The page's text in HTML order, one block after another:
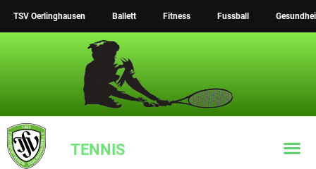
Inhalt
TSV Oerlinghausen Ballett Fitness Fussball
TENNIS